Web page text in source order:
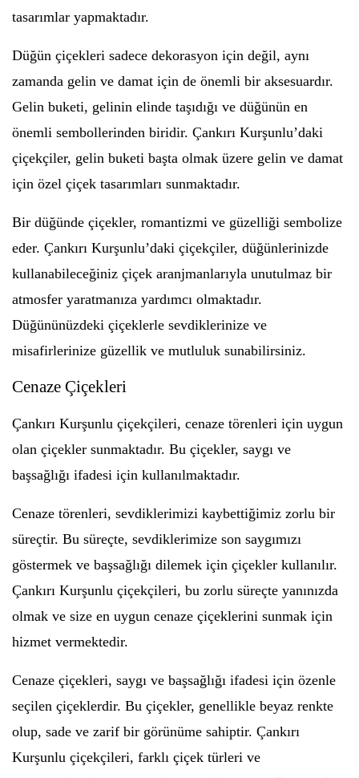
tasarımlar yapmaktadır.
Düğün çiçekleri sadece dekorasyon için değil, aynı
zamanda gelin ve damat için de önemli bir aksesuardır.
Gelin buketi, gelinin elinde taşıdığı ve düğünün en
önemli sembollerinden biridir. Çankırı Kurşunlu’daki
çiçekçiler, gelin buketi başta olmak üzere gelin ve damat
için özel çiçek tasarımları sunmaktadır.
Bir düğünde çiçekler, romantizmi ve güzelliği sembolize
eder. Çankırı Kurşunlu’daki çiçekçiler, düğünlerinizde
kullanabileceğiniz çiçek aranjmanlarıyla unutulmaz bir
atmosfer yaratmanıza yardımcı olmaktadır.
Düğününüzdeki çiçeklerle sevdiklerinize ve
misafirlerinize güzellik ve mutluluk sunabilirsiniz.
Cenaze Çiçekleri
Çankırı Kurşunlu çiçekçileri, cenaze törenleri için uygun
olan çiçekler sunmaktadır. Bu çiçekler, saygı ve
başsağlığı ifadesi için kullanılmaktadır.
Cenaze törenleri, sevdiklerimizi kaybettiğimiz zorlu bir
süreçtir. Bu süreçte, sevdiklerimize son saygımızı
göstermek ve başsağlığı dilemek için çiçekler kullanılır.
Çankırı Kurşunlu çiçekçileri, bu zorlu süreçte yanınızda
olmak ve size en uygun cenaze çiçeklerini sunmak için
hizmet vermektedir.
Cenaze çiçekleri, saygı ve başsağlığı ifadesi için özenle
seçilen çiçeklerdir. Bu çiçekler, genellikle beyaz renkte
olup, sade ve zarif bir görünüme sahiptir. Çankırı
Kurşunlu çiçekçileri, farklı çiçek türleri ve